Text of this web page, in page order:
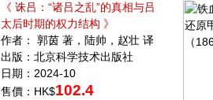
《 诛吕：“诸吕之乱”的真相与吕
太后时期的权力结构 》
作者： 郭茵 著，陆帅，赵壮 译
出版：北京科学技术出版社
日期：2024-10
售價：HK$102.4